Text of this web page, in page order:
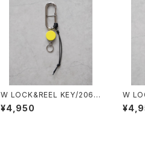
W LOCK&REEL KEY/2060
#2/ダブルロック&リールキー
¥4,950
W
#1/ダ